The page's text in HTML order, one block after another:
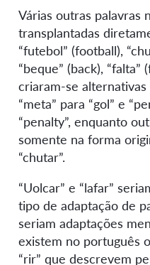
Várias outras palavras
transplantadas
“futebol” (football),
“beque” (back), “falta”
criaram-se
“meta” para “gol” e
“penalty”, enquanto
somente na forma
“chutar”.
“Uolcar” e “lafar”
tipo de adaptação de
seriam adaptações
existem no português
“rir” que descrevem